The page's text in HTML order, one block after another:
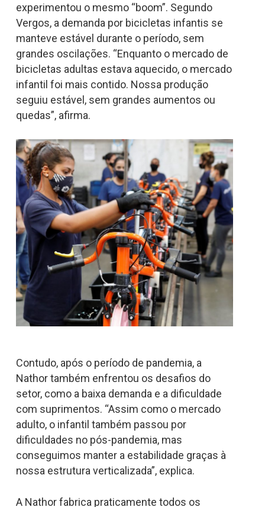
experimentou o mesmo “boom”. Segundo
Vergos, a demanda por bicicletas infantis se
manteve estável durante o período, sem
grandes oscilações. “Enquanto o mercado de
bicicletas adultas estava aquecido, o mercado
infantil foi mais contido. Nossa produção
seguiu estável, sem grandes aumentos ou
quedas”, afirma.
Contudo, após o período de pandemia, a
Nathor também enfrentou os desafios do
setor, como a baixa demanda e a dificuldade
com suprimentos. “Assim como o mercado
adulto, o infantil também passou por
dificuldades no pós-pandemia, mas
conseguimos manter a estabilidade graças à
nossa estrutura verticalizada”, explica.
A Nathor fabrica praticamente todos os